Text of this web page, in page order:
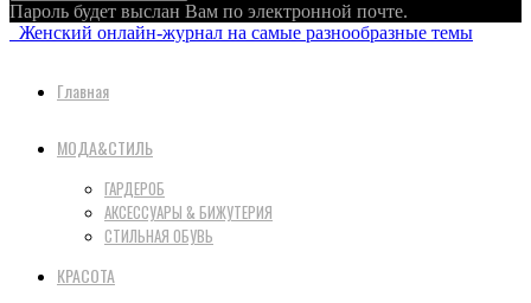
Пароль будет выслан Вам по электронной почте.
Женский онлайн-журнал на самые разнообразные темы
Главная
МОДА&СТИЛЬ
ГАРДЕРОБ
АКСЕССУАРЫ & БИЖУТЕРИЯ
СТИЛЬНАЯ ОБУВЬ
КРАСОТА